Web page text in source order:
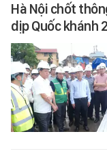
Hà Nội chốt
dịp Quốc khánh